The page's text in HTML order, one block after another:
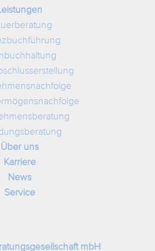
Über uns
Karriere
News
Service
mbH